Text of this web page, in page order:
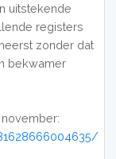
uitstekende
registers
zonder dat
bekwamer